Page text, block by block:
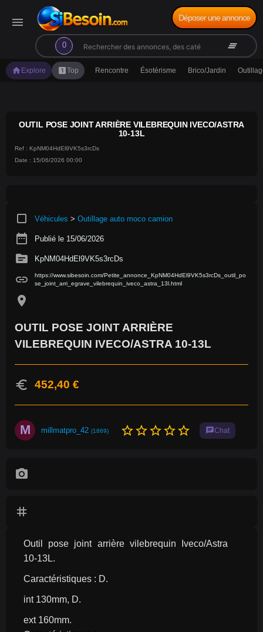
menu
0
search clear_all
Déposer une annonce
home Explore looks_oneTop Rencontre Ésotérisme Brico/Jardin
OUTIL POSE JOINT ARRIÈRE VILEBREQUIN IVECO/ASTRA
10-13L
Ref : KpNM04HdEl9VK5s3rcDs
Date : 15/06/2026 00:00
crop_square Véhicules > Outillage auto moco camion
date_range Publié le 15/06/2026
source KpNM04HdEl9VK5s3rcDs
link
https://www.sibesoin.com/Petite_annonce_KpNM04HdEl9VK5s3rcDs_outil_po
se_joint_arri_egrave_vilebrequin_iveco_astra_13l.html
location_on
OUTIL POSE JOINT ARRIÈRE
VILEBREQUIN IVECO/ASTRA 10-13L
euro 452,40 €
M millmatpro_42 (1869) star_borderstar_borderstar_borderstar_borderstar_border chatChat
photo_camera
tag
Outil pose joint arrière vilebrequin Iveco/Astra
10-13L.
Caractéristiques : D.
int 130mm, D.
ext 160mm.